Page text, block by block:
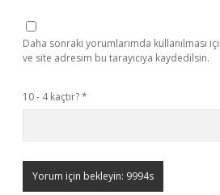
Daha sonraki yorumlarımda kullanılması
ve site adresim bu tarayıcıya kaydedilsin.
10 - 4 kaçtır?*